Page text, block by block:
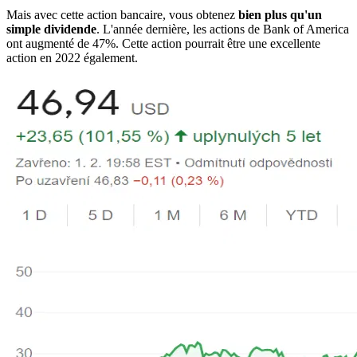
Mais avec cette action bancaire, vous obtenez bien plus qu'un
simple dividende. L'année dernière, les actions de Bank of America
ont augmenté de 47%. Cette action pourrait être une excellente
action en 2022 également.